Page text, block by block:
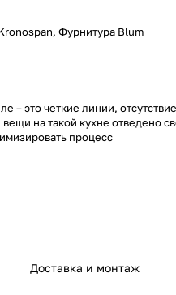
Фурнитура Blum
– это четкие линии, отсутствие
на такой кухне отведено
процесс
Доставка и монтаж